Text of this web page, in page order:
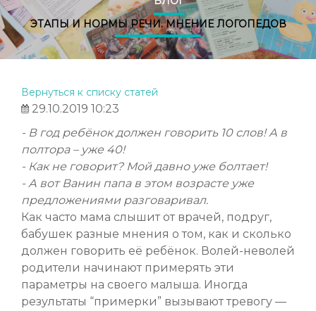
ЭТАПЫ И НОРМЫ РЕЧИ. МНЕНИЕ ЛОГОПЕДОВ
Вернуться к списку статей
29.10.2019 10:23
- В год ребёнок должен говорить 10 слов! А в
полтора – уже 40!
- Как не говорит? Мой давно уже болтает!
- А вот Ванин папа в этом возрасте уже
предложениями разговаривал.
Как часто мама слышит от врачей, подруг,
бабушек разные мнения о том, как и сколько
должен говорить её ребёнок. Волей-неволей
родители начинают примерять эти
параметры на своего малыша. Иногда
результаты “примерки” вызывают тревогу —